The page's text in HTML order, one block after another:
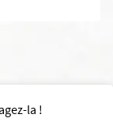
la !